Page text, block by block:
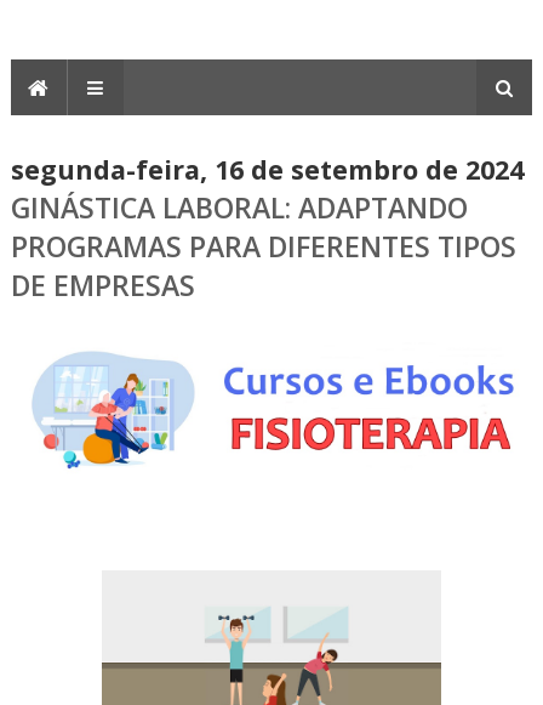
segunda-feira, 16 de setembro de 2024
GINÁSTICA LABORAL: ADAPTANDO
PROGRAMAS PARA DIFERENTES TIPOS
DE EMPRESAS